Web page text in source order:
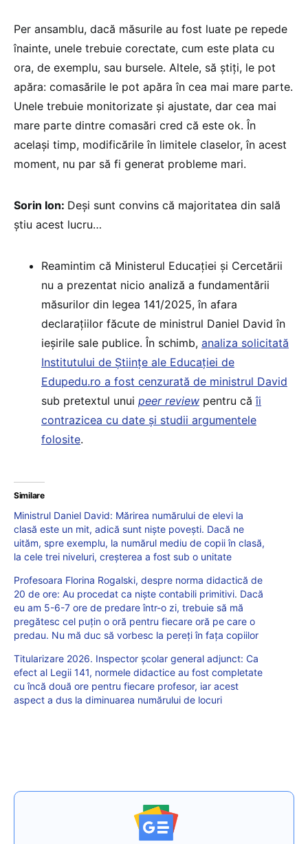
Per ansamblu, dacă măsurile au fost luate pe repede
înainte, unele trebuie corectate, cum este plata cu
ora, de exemplu, sau bursele. Altele, să știți, le pot
apăra: comasările le pot apăra în cea mai mare parte.
Unele trebuie monitorizate și ajustate, dar cea mai
mare parte dintre comasări cred că este ok. În
același timp, modificările în limitele claselor, în acest
moment, nu par să fi generat probleme mari.
Sorin Ion: Deși sunt convins că majoritatea din sală
știu acest lucru…
Reamintim că Ministerul Educației și Cercetării
nu a prezentat nicio analiză a fundamentării
măsurilor din legea 141/2025, în afara
declarațiilor făcute de ministrul Daniel David în
ieșirile sale publice. În schimb, analiza solicitată
Institutului de Științe ale Educației de
Edupedu.ro a fost cenzurată de ministrul David
sub pretextul unui peer review pentru căîi
contrazicea cu date și studii argumentele
folosite.
Similare
Ministrul Daniel David: Mărirea numărului de elevi la
clasă este un mit, adică sunt niște povești. Dacă ne
uităm, spre exemplu, la numărul mediu de copii în clasă,
la cele trei niveluri, creșterea a fost sub o unitate
Profesoara Florina Rogalski, despre norma didactică de
20 de ore: Au procedat ca niște contabili primitivi. Dacă
eu am 5-6-7 ore de predare într-o zi, trebuie să mă
pregătesc cel puțin o oră pentru fiecare oră pe care o
predau. Nu mă duc să vorbesc la pereți în fața copiilor
Titularizare 2026. Inspector școlar general adjunct: Ca
efect al Legii 141, normele didactice au fost completate
cu încă două ore pentru fiecare profesor, iar acest
aspect a dus la diminuarea numărului de locuri